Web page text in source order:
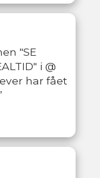
"SE
i @
har fået